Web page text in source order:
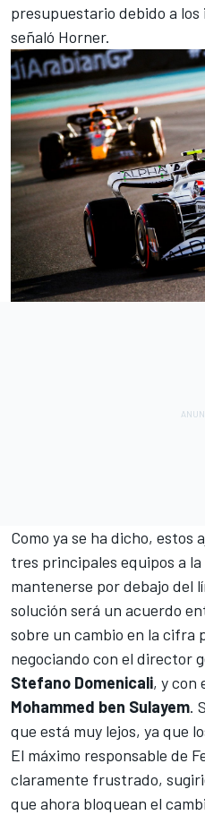
presupuestario debido a
señaló Horner.
Como ya se ha dicho, estos
tres principales equipos a
mantenerse por debajo del
solución será un acuerdo
sobre un cambio en la cifra
negociando con el director
Stefano Domenicali, y con
Mohammed ben Sulayem.
que está muy lejos, ya que
El máximo responsable de
claramente frustrado,
que ahora bloquean el